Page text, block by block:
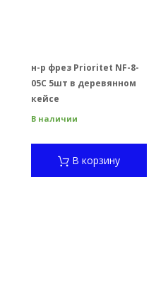
н-р фрез Prioritet NF-8-
05C 5шт в деревянном
кейсе
В наличии
В корзину